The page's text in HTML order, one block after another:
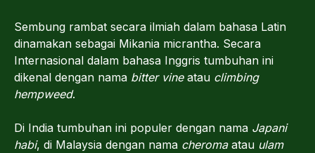
Sembung rambat secara ilmiah dalam bahasa Latin
dinamakan sebagai Mikania micrantha. Secara
Internasional dalam bahasa Inggris tumbuhan ini
dikenal dengan nama bitter vineatau climbing
hempweed.
Di India tumbuhan ini populer dengan nama Japani
habi, di Malaysia dengan nama cheromaatau ulam